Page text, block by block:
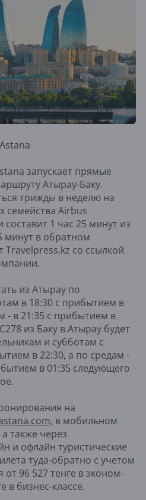
запускает прямые
Атырау-Баку.
трижды в неделю на
семейства Airbus
1 час 25 минут из
минут в обратном
со ссылкой
из Атырау по
в 18:30 с прибытием в
- в 21:35 с прибытием в
из Баку в Атырау будет
и субботам с
в 22:30, а по средам -
в 01:35 следующего
на
, в мобильном
также через
и офлайн туристические
туда-обратно с учетом
от 96 527 тенге в эконом-
в бизнес-классе.